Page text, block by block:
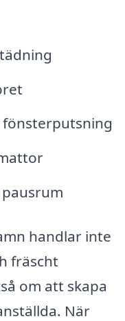
fönsterputsning
handlar inte
fräscht
om att skapa
När